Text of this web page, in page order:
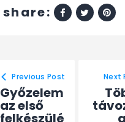
share:
Previous Post
Győzelem
az első
felkészülé
Next